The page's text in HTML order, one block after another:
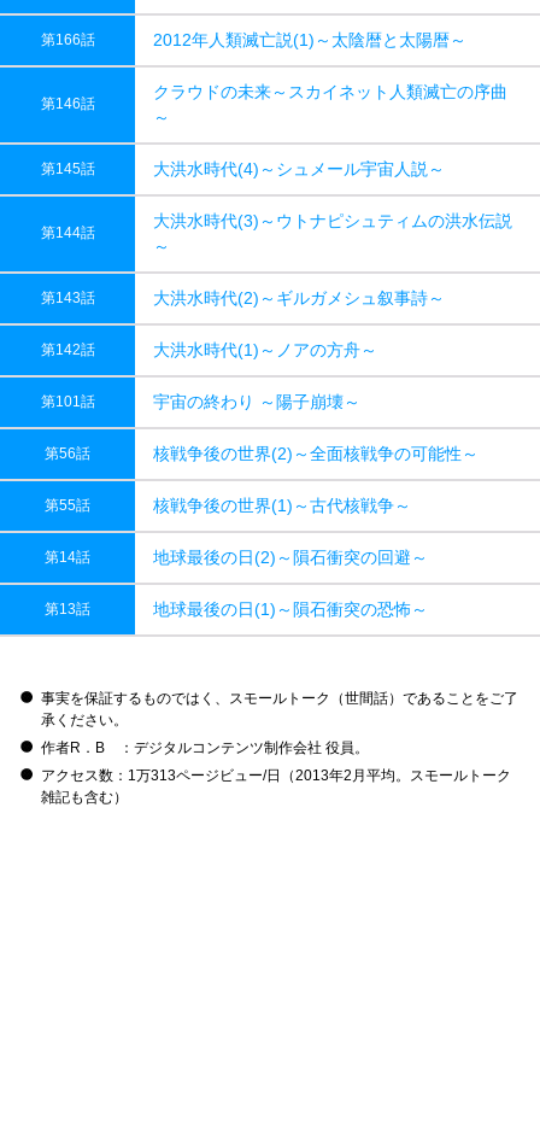
第166話 2012年人類滅亡説(1)～太陰暦と太陽暦～
第146話
クラウドの未来～スカイネット人類滅亡の序曲
～
第145話 大洪水時代(4)～シュメール宇宙人説～
第144話
大洪水時代(3)～ウトナピシュティムの洪水伝説
～
第143話 大洪水時代(2)～ギルガメシュ叙事詩～
第142話 大洪水時代(1)～ノアの方舟～
第101話 宇宙の終わり ～陽子崩壊～
第56話 核戦争後の世界(2)～全面核戦争の可能性～
第55話 核戦争後の世界(1)～古代核戦争～
第14話 地球最後の日(2)～隕石衝突の回避～
第13話 地球最後の日(1)～隕石衝突の恐怖～
事実を保証するものではく、スモールトーク（世間話）であることをご了
承ください。
作者R．B ：デジタルコンテンツ制作会社 役員。
アクセス数：1万313ページビュー/日（2013年2月平均。スモールトーク
雑記も含む）